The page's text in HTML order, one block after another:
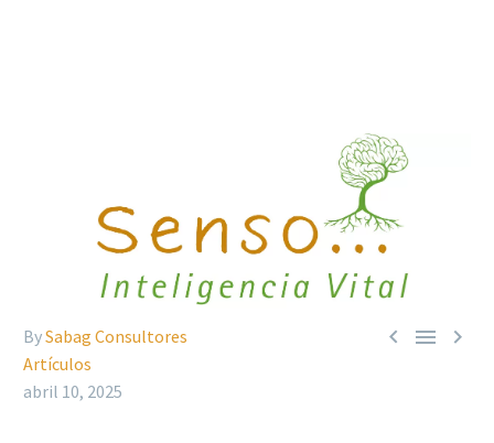
  
BySabag Consultores
Artículos
abril 10, 2025